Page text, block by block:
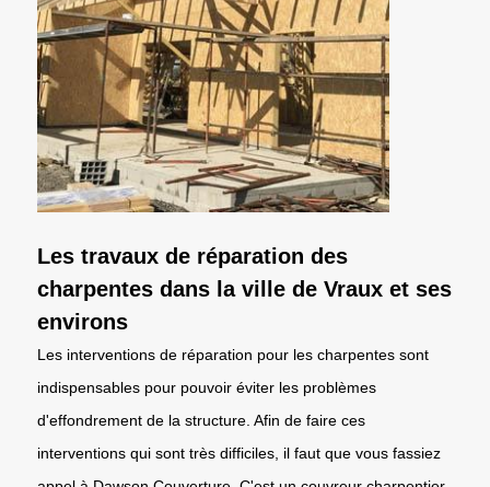
Les travaux de réparation des
charpentes dans la ville de Vraux et ses
environs
Les interventions de réparation pour les charpentes sont
indispensables pour pouvoir éviter les problèmes
d'effondrement de la structure. Afin de faire ces
interventions qui sont très difficiles, il faut que vous fassiez